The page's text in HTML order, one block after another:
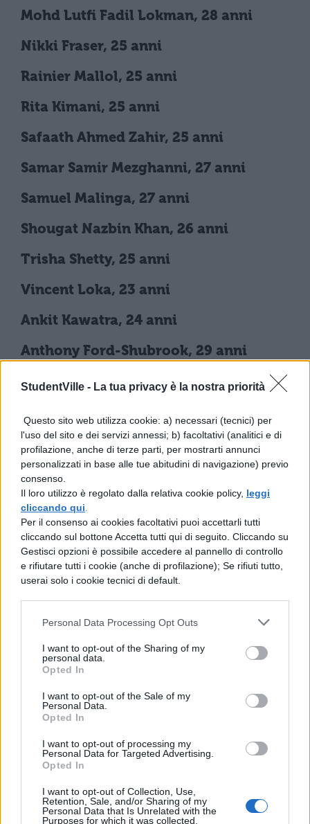
StudentVille - La tua privacy è la nostra priorità
Questo sito web utilizza cookie: a) necessari (tecnici) per
l'uso del sito e dei servizi annessi; b) facoltativi (analitici e di
profilazione, anche di terze parti, per mostrarti annunci
personalizzati in base alle tue abitudini di navigazione) previo
consenso.
Il loro utilizzo è regolato dalla relativa cookie policy, leggi
cliccando qui
Per il consenso ai cookies facoltativi puoi accettarli tutti
cliccando sul bottone Accetta tutti qui di seguito. Cliccando su
Gestisci opzioni è possibile accedere al pannello di controllo
e rifiutare tutti i cookie (anche di profilazione); Se rifiuti tutto,
userai solo i cookie tecnici di default.
Personal Data Processing Opt Outs
I want to opt-out of the Sharing of my
personal data.
Opted In
I want to opt-out of the Sale of my
Personal Data.
Opted In
I want to opt-out of processing my
Personal Data for Targeted Advertising.
Opted In
I want to opt-out of Collection, Use,
Retention, Sale, and/or Sharing of my
Personal Data that Is Unrelated with the
Purposes for which it was collected.
Mohd Lutfi Fadil Lokman, 28 anni
Nikki Fraser, 25 anni
Rainier Mallol, 25 anni
Rita Kimani, 25 anni
Safaath Ahmed Zahir, 25 anni
Samar Samir Mezghanni, 27 anni
Samuel Malinga, 27 anni
Shougat Nazbin Khan, 26 anni
Trisha Shetty, 25 anni
Vincent Loka, 23 anni
Ankit Kawatra, 24 anni
Anthony Ford-Shubrook, 29 anni
Carolina Medina, 27 anni
Edda Hamar, 27 anni
Jake Horowitz, 28 anni
Karan Jerath, 19 anni
(vanityfair)